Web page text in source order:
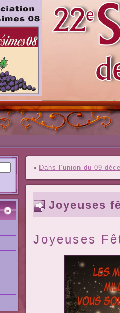
« Dans l’union du 09
Joyeuses
Joyeuses